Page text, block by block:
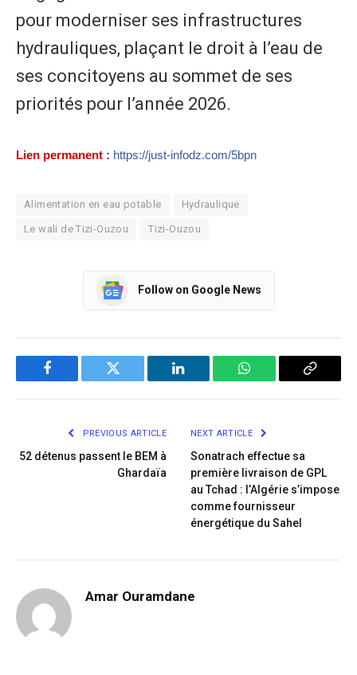
pour moderniser ses infrastructures
hydrauliques, plaçant le droit à l’eau de
ses concitoyens au sommet de ses
priorités pour l’année 2026.
Lien permanent : https://just-infodz.com/5bpn
Alimentation en eau potable Hydraulique
Le wali de Tizi-Ouzou Tizi-Ouzou
Follow on Google News
Facebook Twitter LinkedIn WhatsApp Copy
PREVIOUS ARTICLE
52 détenus passent le BEM à
Ghardaïa
NEXT ARTICLE
Sonatrach effectue sa
première livraison de GPL
au Tchad : l’Algérie s’impose
comme fournisseur
énergétique du Sahel
Amar Ouramdane